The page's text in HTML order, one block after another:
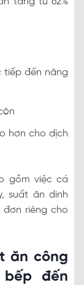
tiếp đến năng
hơn cho dịch
gồm việc cá
suất ăn dinh
riêng cho
ăn công
bếp đến